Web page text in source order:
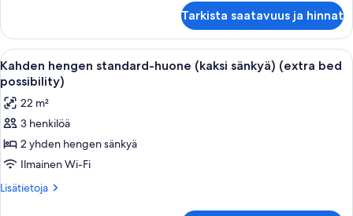
bed
possibility)
kuvat
1
suuri
parisänky
(extra
bed
possibility)
Tarkista saatavuus ja hinnat
Avaa
kaikki
huonetyypin
Kahden
hengen
standard-
huone
(kaksi
Moderni hotellihuone, jossa on suuri
4
Kahden hengen standard-huone (kaksi sänkyä) (extra bed
possibility)
22 m²
3 henkilöä
2 yhden hengen sänkyä
Ilmainen Wi-Fi
Lisätietoja
Lisätietoja